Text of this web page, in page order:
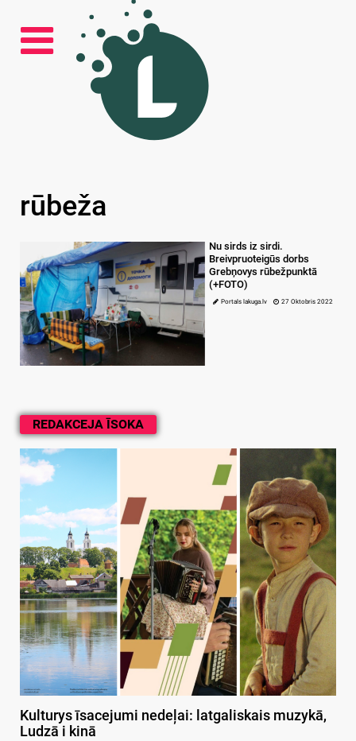
REDAKCEJA ĪSOKA
Kulturys īsacejumi nedeļai: latgaliskais muzykā,
Ludzā i kinā
rūbeža
Nu sirds iz sirdi.
Breivpruoteigūs dorbs
Grebņovys rūbežpunktā
(+FOTO)
Portals lakuga.lv 27 Oktobris 2022